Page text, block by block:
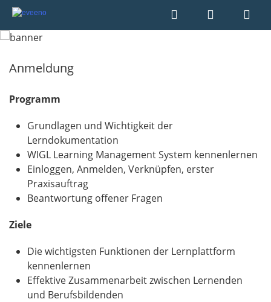
Anmeldung
Programm
Grundlagen und Wichtigkeit der
Lerndokumentation
WIGL Learning Management System kennenlernen
Einloggen, Anmelden, Verknüpfen, erster
Praxisauftrag
Beantwortung offener Fragen
Ziele
Die wichtigsten Funktionen der Lernplattform
kennenlernen
Effektive Zusammenarbeit zwischen Lernenden
und Berufsbildenden